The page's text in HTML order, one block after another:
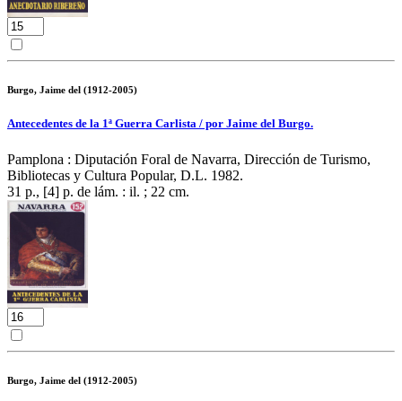
Burgo, Jaime del (1912-2005)
Antecedentes de la 1ª Guerra Carlista / por Jaime del Burgo.
Pamplona : Diputación Foral de Navarra, Dirección de Turismo,
Bibliotecas y Cultura Popular, D.L. 1982.
31 p., [4] p. de lám. : il. ; 22 cm.
Burgo, Jaime del (1912-2005)